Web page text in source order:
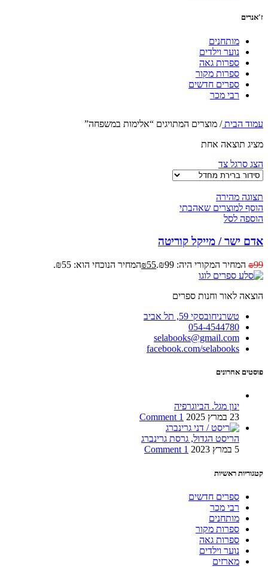
ז'אנרים
מותחנים
נוער וילדים
ספרות גאה
ספרות מקור
ספרים חדשים
רבי מכר
עמוד הבית/ מוצרים המתויגים “אלימות במשפחה”
מציג תוצאה אחת
הצג סרגל צד
תצוגה מהירה
הוסף למוצרים שאהבתי
הוספה לסל
אדם ישר / מייקל קוריטה
₪99 המחיר המקורי היה: ₪99. ₪55 המחיר הנוכחי הוא: ₪55.
הוצאה לאור וחנות ספרים
טשרניחובסקי 59, תל אביב
054-4544780
selabooks@gmail.com
facebook.com/selabooks
פוסטים אחרונים
ינון מגל. הביוגרפיה
23 במרץ 2025
1 Comment
הריסט הגדול, גרסת גרינברג
5 במרץ 2023
1 Comment
קטגוריות ראשיות
ספרים חדשים
רבי מכר
מותחנים
ספרות מקור
ספרות גאה
נוער וילדים
מארזים